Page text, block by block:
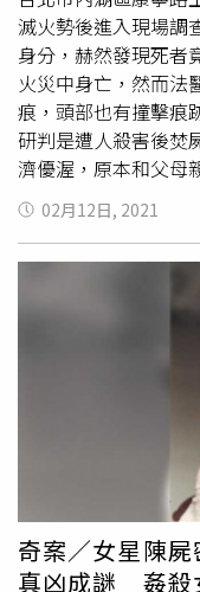
滅火勢後進入現場調
身分，赫然發現死者
火災中身亡，然而法
痕，頭部也有撞擊痕
研判是遭人殺害後焚
濟優渥，原本和父母
被星探相中，後來決
生俱來的演戲技巧迅
天不看病》、《郵差
四少》、《媽媽帶
一片狼藉，幾乎全
正在進行拍攝工作
現身，原本還以
方電話，這才得知
警消當時接獲報案
救時，發現房間大
到，消防人員一進
遺
可能是輕生或遭人惡
僅未在死者氣管裡驗
02月12日, 2021
奇案／女星陳屍
真凶成謎 姦殺